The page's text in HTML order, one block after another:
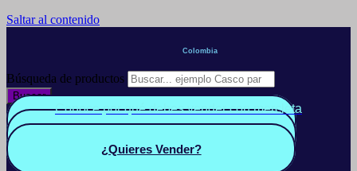
Saltar al contenido
Colombia
Búsqueda de productos
Buscar
Conoce por qué debes vender con mercleta
Quiero Vender
¿Quieres Vender?